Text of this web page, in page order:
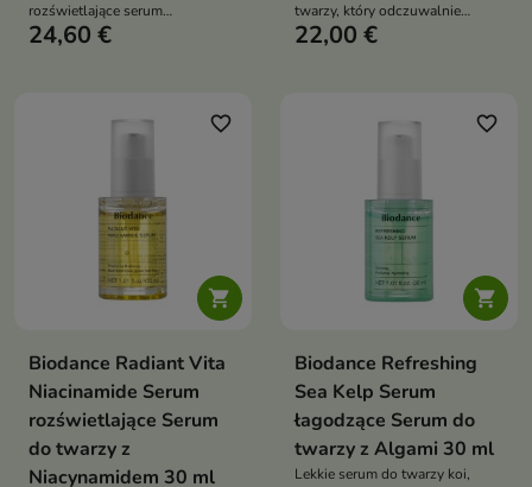
rozświetlające serum
antyoksydacyjne na dzień, które
poprawić jej koloryt
24,60 €
twarzy, który odczuwalnie
nawilża, subtelnie napina i
niskocząsteczkowym kwasem
hialuronowym, tripeptydem,
protein z akacji wspiera
sprężystość, ukojenie i świeży
wygląd skóry bez obciążenia
22,00 €

favorite_border
Biodance Radiant Vita
Niacinamide Serum
rozświetlające Serum
do twarzy z
Niacynamidem 30 ml

favorite_border
Biodance Refreshing
Sea Kelp Serum
łagodzące Serum do
twarzy z Algami 30 ml
Lekkie serum do twarzy koi,